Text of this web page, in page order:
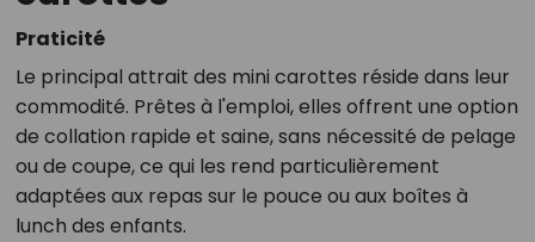
Praticité
Le principal attrait des mini carottes réside dans leur
commodité. Prêtes à l'emploi, elles offrent une option
de collation rapide et saine, sans nécessité de pelage
ou de coupe, ce qui les rend particulièrement
adaptées aux repas sur le pouce ou aux boîtes à
lunch des enfants.